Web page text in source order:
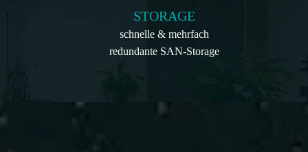
STORAGE
schnelle & mehrfach
redundante SAN-Storage